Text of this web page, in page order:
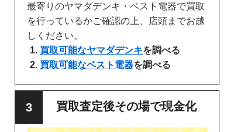
最寄りのヤマダデンキ・ベスト電器で買取
を行っているかご確認の上、店頭までお越
しください。
買取可能なヤマダデンキを調べる
買取可能なベスト電器を調べる
買取査定後その場で現金化